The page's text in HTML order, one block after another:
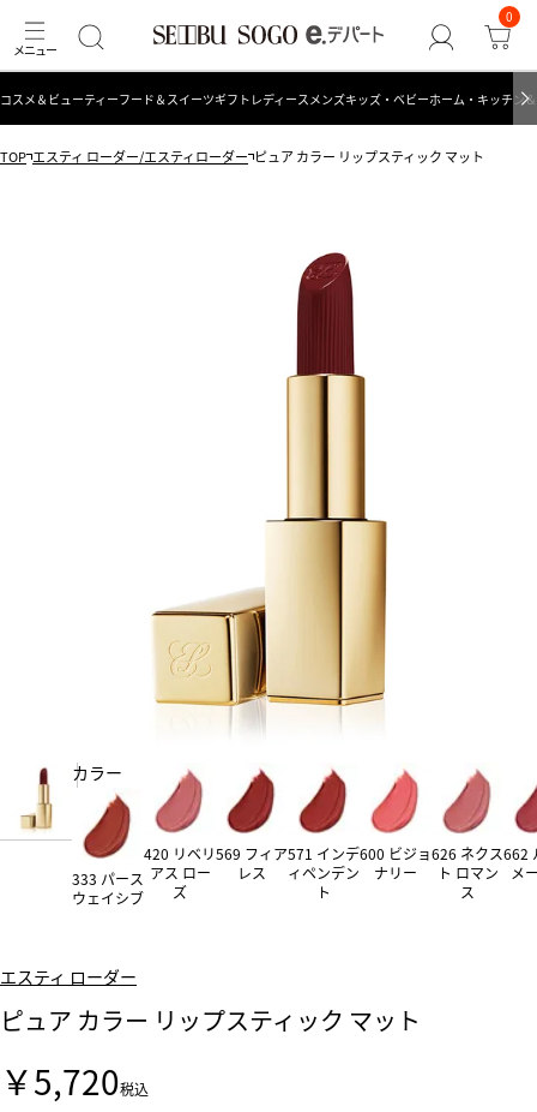
0
コスメ＆ビューティーフード＆スイーツギフト レディース メンズキッズ・ベビーホーム・キッチン
TOP エスティ ローダー/エスティローダー ピュア カラー リップスティック マット
カラー
333 パース
ウェイシブ
420 リベリ
アス ロー
ズ
569 フィア
レス
571 インデ
ィペンデン
ト
600 ビジョ
ナリー
626 ネクス
ト ロマン
ス
662
メ
エスティ ローダー
ピュア カラー リップスティック マット
￥5,720税込